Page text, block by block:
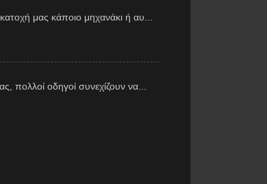
μας κάποιο μηχανάκι ή αυ...
πολλοί οδηγοί συνεχίζουν να...